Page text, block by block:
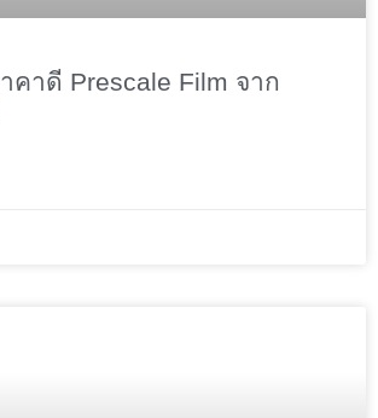
คาดี Prescale Film จาก